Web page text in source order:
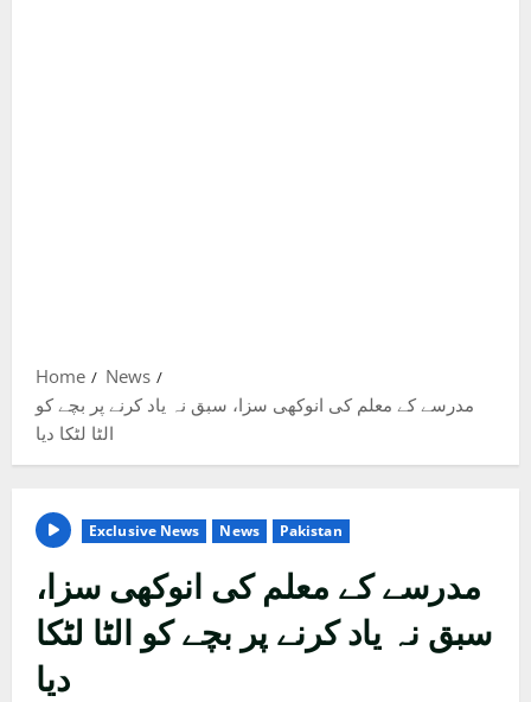
Home
News
مدرسے کے معلم کی انوکھی سزا، سبق نہ یاد کرنے پر بچے کو
الٹا لٹکا دیا
Exclusive News News Pakistan
مدرسے کے معلم کی انوکھی سزا،
سبق نہ یاد کرنے پر بچے کو الٹا لٹکا
دیا